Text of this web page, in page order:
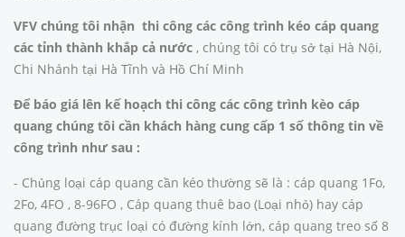
VFV chúng tôi nhận thi công các công trình kéo cáp quang
các tỉnh thành khắp cả nước , chúng tôi có trụ sở tại Hà Nội,
Chi Nhánh tại Hà Tĩnh và Hồ Chí Minh
Để báo giá lên kế hoạch thi công các công trình kèo cáp
quang chúng tôi cần khách hàng cung cấp 1 số thông tin về
công trình như sau :
- Chủng loại cáp quang cần kéo thường sẽ là : cáp quang 1Fo,
2Fo, 4FO , 8-96FO , Cáp quang thuê bao (Loại nhỏ) hay cáp
quang đường trục loại có đường kính lớn, cáp quang treo số 8